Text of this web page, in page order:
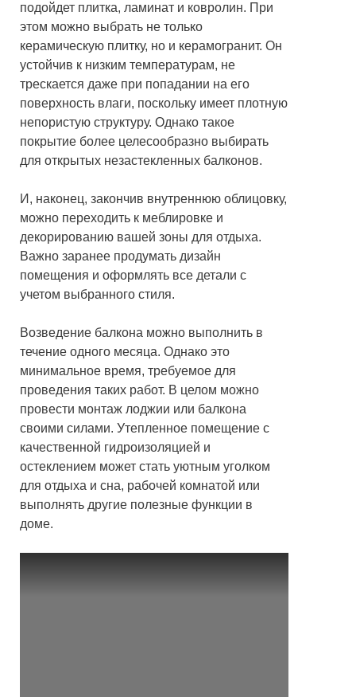
подойдет плитка, ламинат и ковролин. При
этом можно выбрать не только
керамическую плитку, но и керамогранит. Он
устойчив к низким температурам, не
трескается даже при попадании на его
поверхность влаги, поскольку имеет плотную
непористую структуру. Однако такое
покрытие более целесообразно выбирать
для открытых незастекленных балконов.
И, наконец, закончив внутреннюю облицовку,
можно переходить к меблировке и
декорированию вашей зоны для отдыха.
Важно заранее продумать дизайн
помещения и оформлять все детали с
учетом выбранного стиля.
Возведение балкона можно выполнить в
течение одного месяца. Однако это
минимальное время, требуемое для
проведения таких работ. В целом можно
провести монтаж лоджии или балкона
своими силами. Утепленное помещение с
качественной гидроизоляцией и
остеклением может стать уютным уголком
для отдыха и сна, рабочей комнатой или
выполнять другие полезные функции в
доме.